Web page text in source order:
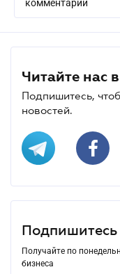
комментарий
Читайте нас
Подпишитесь,
новостей.
Подпишитесь
Получайте по
бизнеса